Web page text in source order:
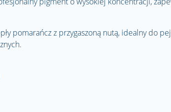
pomarańcz z przygaszoną nutą, idealny do